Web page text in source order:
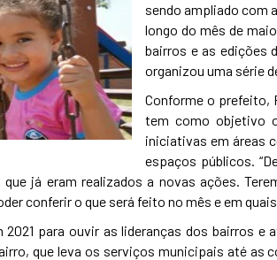
sendo ampliado com
longo do mês de
bairros e as edições
organizou uma série
Conforme o prefeito,
tem como objetivo
iniciativas em áreas
espaços públicos.
já eram realizados a novas ações.
conferir o que será feito no mês e em
para ouvir as lideranças dos bairros e
que leva os serviços municipais até as